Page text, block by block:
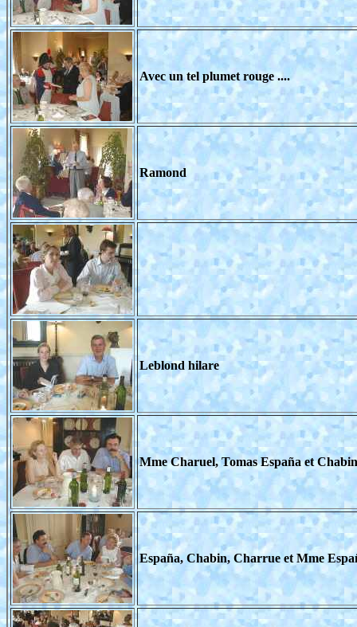
Avec un tel plumet rouge ....
Ramond
Leblond hilare
Mme Charuel, Tomas España et Chabin
España, Chabin, Charrue et Mme